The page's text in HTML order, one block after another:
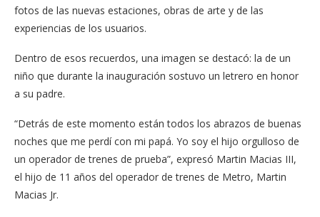
fotos de las nuevas estaciones, obras de arte y de las
experiencias de los usuarios.
Dentro de esos recuerdos, una imagen se destacó: la de un
niño que durante la inauguración sostuvo un letrero en honor
a su padre.
“Detrás de este momento están todos los abrazos de buenas
noches que me perdí con mi papá. Yo soy el hijo orgulloso de
un operador de trenes de prueba”, expresó Martin Macias III,
el hijo de 11 años del operador de trenes de Metro, Martin
Macias Jr.